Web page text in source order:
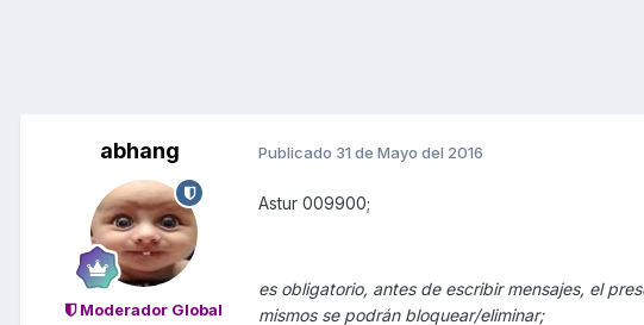
abhang
Moderador Global
Publicado 31 de Mayo del 2016
Astur 009900;
es obligatorio, antes de escribir mensajes, el
mismos se podrán bloquear/eliminar;